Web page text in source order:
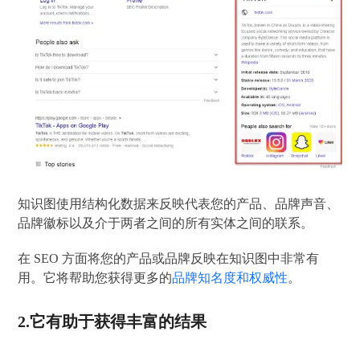
知识图使用结构化数据来反映代表您的产品、品牌声音、
品牌徽标以及介于两者之间的所有实体之间的联系。
在 SEO 方面将您的产品或品牌反映在知识图中非常有
用。它将帮助您获得更多的品牌知名度和权威性。
2.它有助于获得丰富的结果